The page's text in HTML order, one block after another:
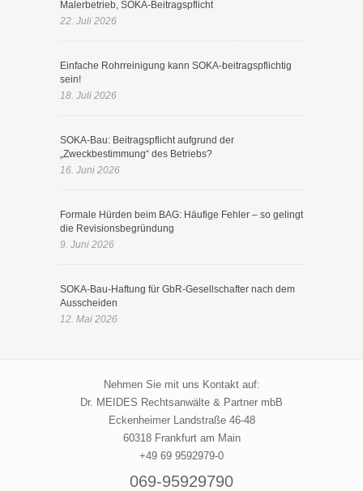
Malerbetrieb, SOKA-Beitragspflicht
22. Juli 2026
Einfache Rohrreinigung kann SOKA-beitragspflichtig
sein!
18. Juli 2026
SOKA-Bau: Beitragspflicht aufgrund der
„Zweckbestimmung“ des Betriebs?
16. Juni 2026
Formale Hürden beim BAG: Häufige Fehler – so gelingt
die Revisionsbegründung
9. Juni 2026
SOKA-Bau-Haftung für GbR-Gesellschafter nach dem
Ausscheiden
12. Mai 2026
Nehmen Sie mit uns Kontakt auf:
Dr. MEIDES Rechtsanwälte & Partner mbB
Eckenheimer Landstraße 46-48
60318 Frankfurt am Main
+49 69 9592979-0
069-95929790